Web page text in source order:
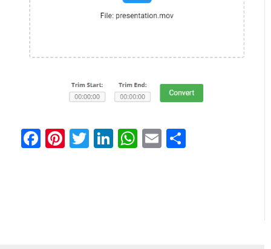
Facebook
Pinterest
Twitter
LinkedIn
WhatsApp
Email